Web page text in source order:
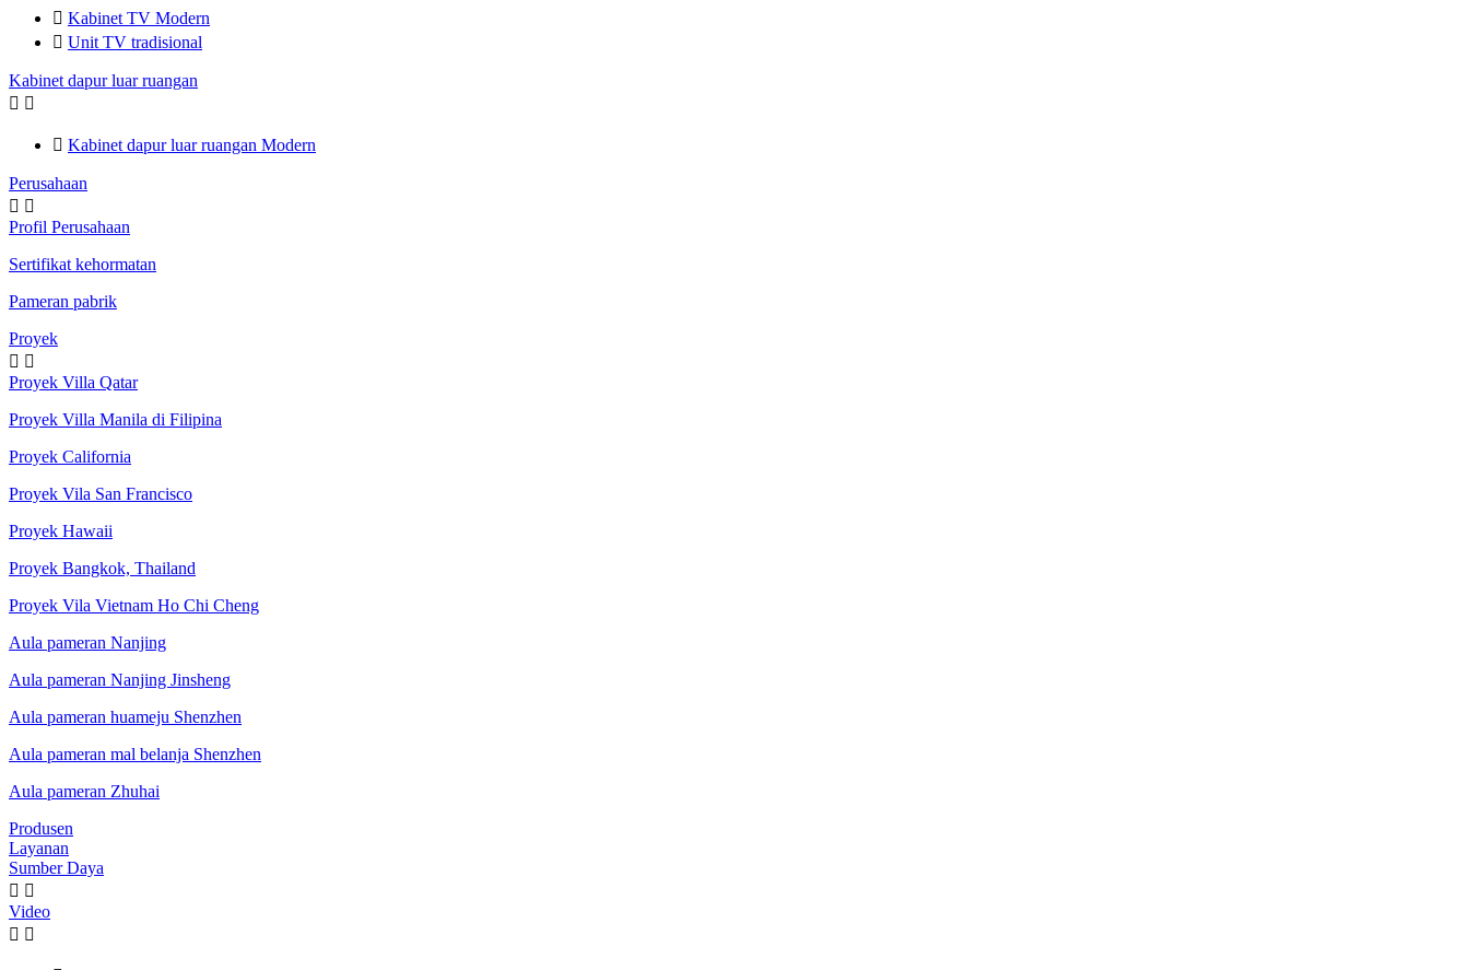
 Kabinet TV Modern
 Unit TV tradisional
Kabinet dapur luar ruangan
 
 Kabinet dapur luar ruangan Modern
Perusahaan
 
Profil Perusahaan
Sertifikat kehormatan
Pameran pabrik
Proyek
 
Proyek Villa Qatar
Proyek Villa Manila di Filipina
Proyek California
Proyek Vila San Francisco
Proyek Hawaii
Proyek Bangkok, Thailand
Proyek Vila Vietnam Ho Chi Cheng
Aula pameran Nanjing
Aula pameran Nanjing Jinsheng
Aula pameran huameju Shenzhen
Aula pameran mal belanja Shenzhen
Aula pameran Zhuhai
Produsen
Layanan
Sumber Daya
 
Video
 